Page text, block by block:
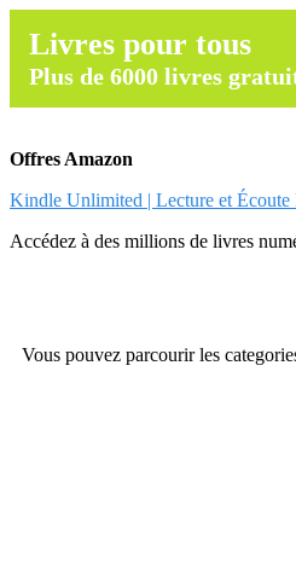
Livres pour tous
Plus de 6000 livres
Offres Amazon
Kindle Unlimited | Lecture et Écoute
Accédez à des millions de livres
Vous pouvez parcourir les